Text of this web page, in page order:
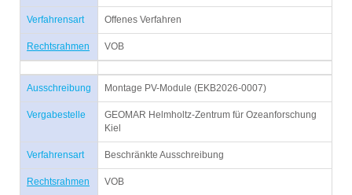
Verfahrensart Offenes Verfahren
Rechtsrahmen VOB
Ausschreibung Montage PV-Module (EKB2026-0007)
Vergabestelle
GEOMAR Helmholtz-Zentrum für Ozeanforschung
Kiel
Verfahrensart Beschränkte Ausschreibung
Rechtsrahmen VOB